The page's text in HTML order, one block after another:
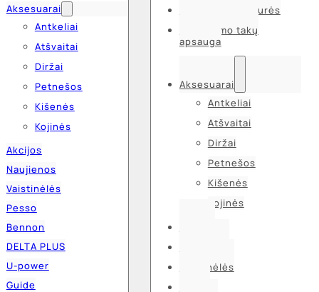
Aksesuarai
Antkeliai
Atšvaitai
Diržai
Petnešos
Kišenės
Kojinės
Akcijos
Naujienos
Vaistinėlės
Pesso
Bennon
DELTA PLUS
U-power
Guide
Pošalmiai ir kepurės
Kvėpavimo takų
apsauga
Aksesuarai
Antkeliai
Atšvaitai
Diržai
Petnešos
Kišenės
Kojinės
Vaistinėlės